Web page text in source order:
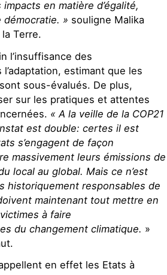
en matière d’égalité,
démocratie. » souligne Malika
Terre.
l’insuffisance des
estimant que les
sous-évalués. De plus,
sur les pratiques et attentes
« A la veille de la COP21
est double: certes il est
s’engagent de façon
massivement leurs émissions de
local au global. Mais ce n’est
historiquement responsables de
maintenant tout mettre en
à faire
du changement climatique. »
en effet les Etats à